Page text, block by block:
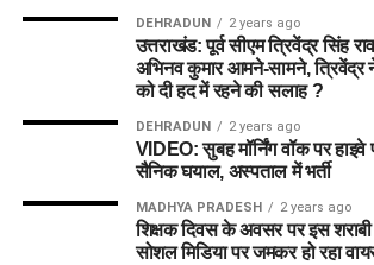
DEHRADUN 2 years ago
उत्तराखंड: पूर्व सीएम त्रिवेंद्र सिंह
अभिनव कुमार आमने-सामने,
को दी हद में रहने की सलाह ?
DEHRADUN 2 years ago
VIDEO: सुबह मॉर्निंग वॉक पर हाइवे
सैनिक घयाल, अस्पताल में भर्ती
MADHYA PRADESH 2 years ago
शिक्षक दिवस के अवसर पर इस शराबी
सोशल मिडिया पर जमकर हो रहा